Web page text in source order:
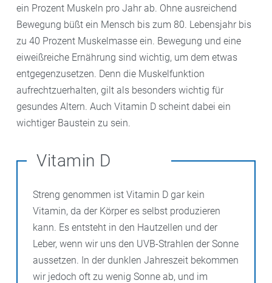
ein Prozent Muskeln pro Jahr ab. Ohne ausreichend
Bewegung büßt ein Mensch bis zum 80. Lebensjahr bis
zu 40 Prozent Muskelmasse ein. Bewegung und eine
eiweißreiche Ernährung sind wichtig, um dem etwas
entgegenzusetzen. Denn die Muskelfunktion
aufrechtzuerhalten, gilt als besonders wichtig für
gesundes Altern. Auch Vitamin D scheint dabei ein
wichtiger Baustein zu sein.
Vitamin D
Streng genommen ist Vitamin D gar kein
Vitamin, da der Körper es selbst produzieren
kann. Es entsteht in den Hautzellen und der
Leber, wenn wir uns den UVB-Strahlen der Sonne
aussetzen. In der dunklen Jahreszeit bekommen
wir jedoch oft zu wenig Sonne ab, und im